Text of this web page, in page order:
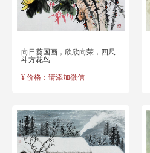
向日葵国画，欣欣向荣，四尺
斗方花鸟
¥ 价格：请添加微信